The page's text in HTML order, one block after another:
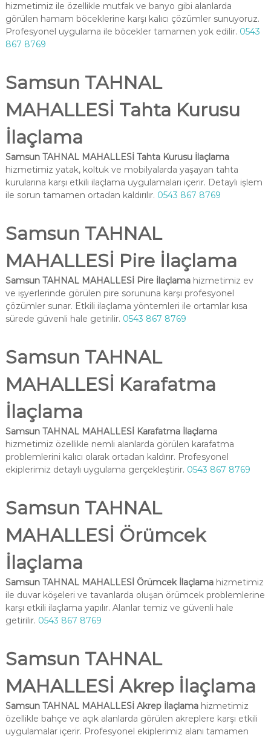
hizmetimiz ile özellikle mutfak ve banyo gibi alanlarda
görülen hamam böceklerine karşı kalıcı çözümler sunuyoruz.
Profesyonel uygulama ile böcekler tamamen yok edilir. 0543
867 8769
Samsun TAHNAL
MAHALLESİ Tahta Kurusu
İlaçlama
Samsun TAHNAL MAHALLESİ Tahta Kurusu İlaçlama
hizmetimiz yatak, koltuk ve mobilyalarda yaşayan tahta
kurularına karşı etkili ilaçlama uygulamaları içerir. Detaylı işlem
ile sorun tamamen ortadan kaldırılır. 0543 867 8769
Samsun TAHNAL
MAHALLESİ Pire İlaçlama
Samsun TAHNAL MAHALLESİ Pire İlaçlamahizmetimiz ev
ve işyerlerinde görülen pire sorununa karşı profesyonel
çözümler sunar. Etkili ilaçlama yöntemleri ile ortamlar kısa
sürede güvenli hale getirilir. 0543 867 8769
Samsun TAHNAL
MAHALLESİ Karafatma
İlaçlama
Samsun TAHNAL MAHALLESİ Karafatma İlaçlama
hizmetimiz özellikle nemli alanlarda görülen karafatma
problemlerini kalıcı olarak ortadan kaldırır. Profesyonel
ekiplerimiz detaylı uygulama gerçekleştirir. 0543 867 8769
Samsun TAHNAL
MAHALLESİ Örümcek
İlaçlama
Samsun TAHNAL MAHALLESİ Örümcek İlaçlamahizmetimiz
ile duvar köşeleri ve tavanlarda oluşan örümcek problemlerine
karşı etkili ilaçlama yapılır. Alanlar temiz ve güvenli hale
getirilir. 0543 867 8769
Samsun TAHNAL
MAHALLESİ Akrep İlaçlama
Samsun TAHNAL MAHALLESİ Akrep İlaçlamahizmetimiz
özellikle bahçe ve açık alanlarda görülen akreplere karşı etkili
uygulamalar içerir. Profesyonel ekiplerimiz alanı tamamen